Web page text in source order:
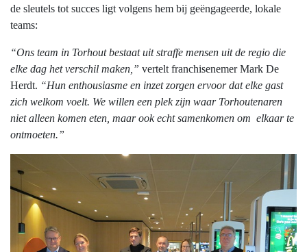
de sleutels tot succes ligt volgens hem bij geëngageerde, lokale
teams:
“Ons team in Torhout bestaat uit straffe mensen uit de regio die
elke dag het verschil maken,” vertelt franchisenemer Mark De
Herdt. “Hun enthousiasme en inzet zorgen ervoor dat elke gast
zich welkom voelt. We willen een plek zijn waar Torhoutenaren
niet alleen komen eten, maar ook echt samenkomen om elkaar te
ontmoeten.”